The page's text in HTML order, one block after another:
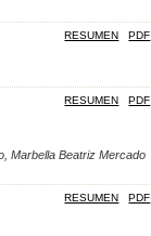
RESUMEN PDF
RESUMEN PDF
Marbella Beatriz Mercado
RESUMEN PDF